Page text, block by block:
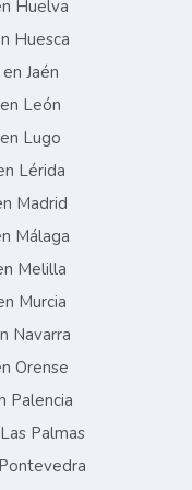
Huelva
Huesca
Jaén
León
Lugo
Lérida
Madrid
Málaga
Melilla
Murcia
Navarra
Orense
Palencia
Palmas